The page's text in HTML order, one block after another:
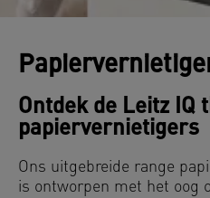
Ontdek de Leitz IQ
papiervernietigers
Ons uitgebreide range
is ontworpen met het oog